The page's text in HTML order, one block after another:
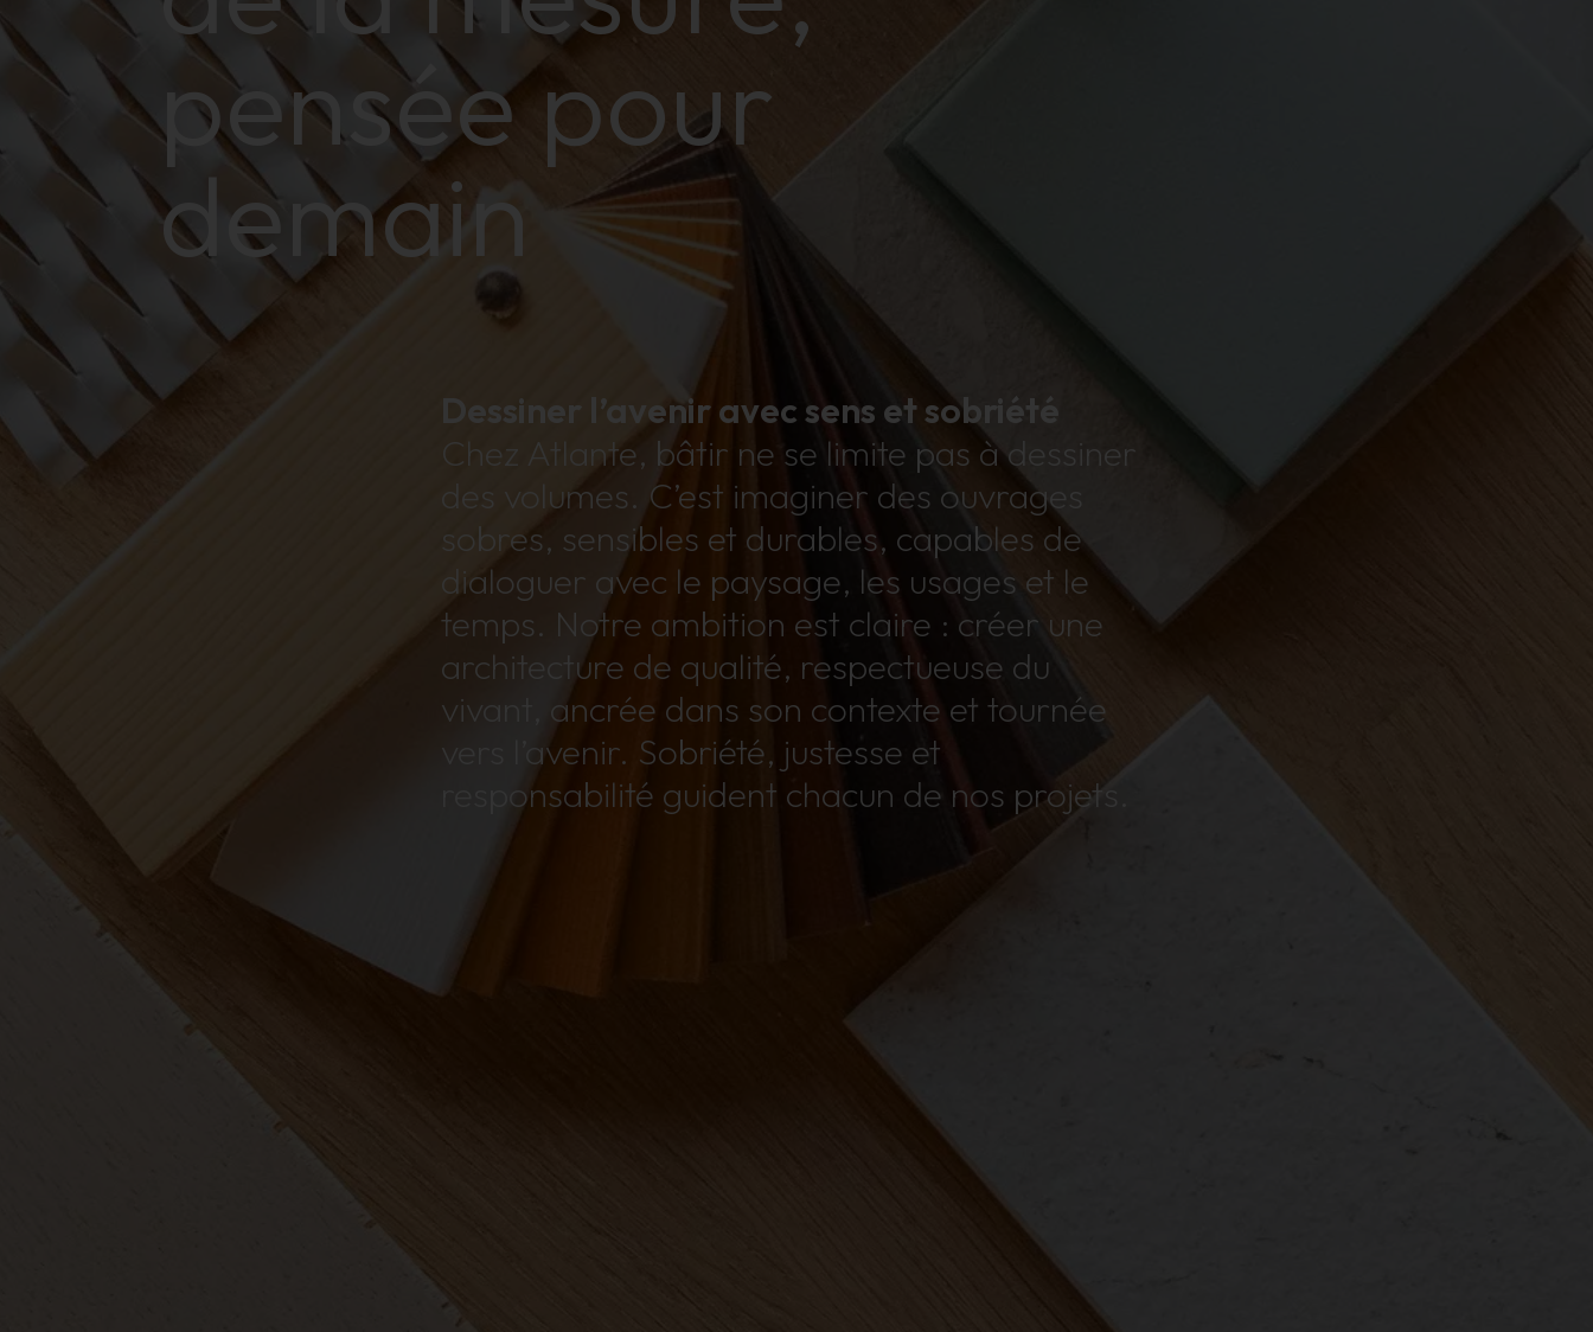
pensée pour
demain
Dessiner l’avenir avec sens et sobriété
Chez Atlante, bâtir ne se limite pas à dessiner
des volumes. C’est imaginer des ouvrages
sobres, sensibles et durables, capables de
dialoguer avec le paysage, les usages et le
temps. Notre ambition est claire : créer une
architecture de qualité, respectueuse du
vivant, ancrée dans son contexte et tournée
vers l’avenir. Sobriété, justesse et
responsabilité guident chacun de nos projets.